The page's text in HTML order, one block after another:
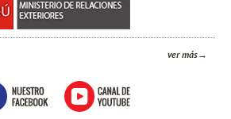
ver más